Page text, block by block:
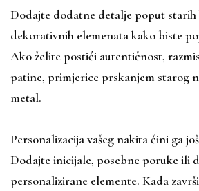
Dodajte dodatne detalje poput
dekorativnih elemenata kako biste
Ako želite postići autentičnost,
patine, primjerice prskanjem starog
metal.
Personalizacija vašeg nakita čini ga
Dodajte inicijale, posebne poruke ili
personalizirane elemente. Kada